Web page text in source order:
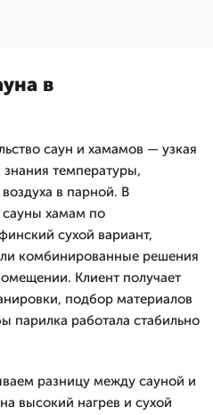
в
саун и хамамов — узкая
температуры,
в парной. В
сауны хамам по
сухой вариант,
комбинированные решения
Клиент получает
подбор материалов
парилка работала стабильно
разницу между сауной и
высокий нагрев и сухой